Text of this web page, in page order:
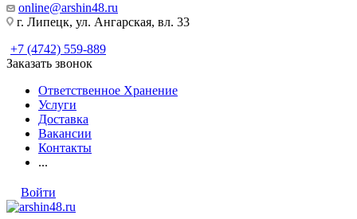
online@arshin48.ru
г. Липецк, ул. Ангарская, вл. 33
+7 (4742) 559-889
Заказать звонок
Ответственное Хранение
Услуги
Доставка
Вакансии
Контакты
...
Войти